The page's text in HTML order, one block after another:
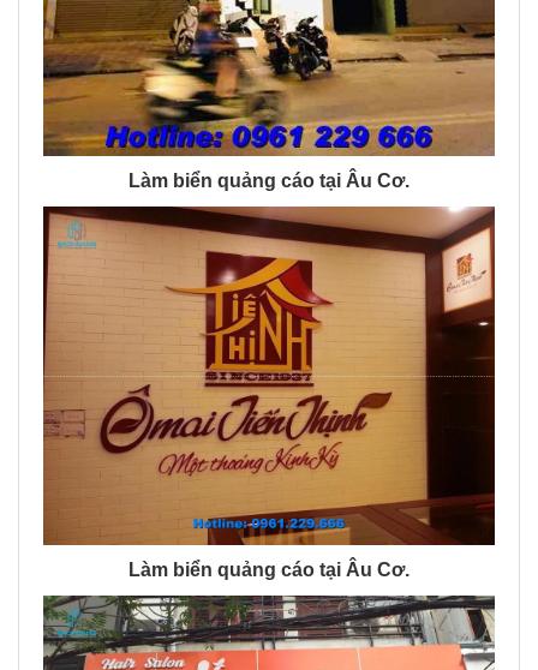
Làm biển quảng cáo tại Âu Cơ.
Làm biển quảng cáo tại Âu Cơ.